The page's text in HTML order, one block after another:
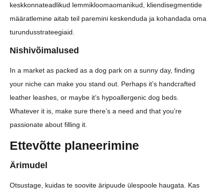
keskkonnateadlikud lemmikloomaomanikud, kliendisegmentide
määratlemine aitab teil paremini keskenduda ja kohandada oma
turundusstrateegiaid.
Nishivõimalused
In a market as packed as a dog park on a sunny day, finding
your niche can make you stand out. Perhaps it’s handcrafted
leather leashes, or maybe it’s hypoallergenic dog beds.
Whatever it is, make sure there’s a need and that you’re
passionate about filling it.
Ettevõtte planeerimine
Ärimudel
Otsustage, kuidas te soovite äripuude ülespoole haugata. Kas